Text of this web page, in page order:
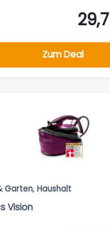
Zum Deal
Garten, Haushalt
Vision